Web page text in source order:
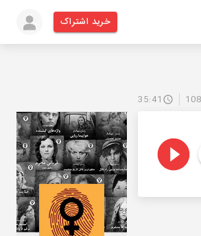
خرید اشتراک
108
35:41